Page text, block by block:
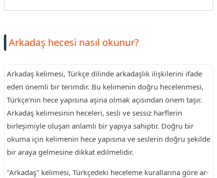
Arkadaş hecesi nasıl okunur?
Arkadaş kelimesi, Türkçe dilinde arkadaşlık ilişkilerini ifade
eden önemli bir terimdir. Bu kelimenin doğru hecelenmesi,
Türkçe'nin hece yapısına aşina olmak açısından önem taşır.
Arkadaş kelimesinin heceleri, sesli ve sessiz harflerin
birleşimiyle oluşan anlamlı bir yapıya sahiptir. Doğru bir
okuma için kelimenin hece yapısına ve seslerin doğru şekilde
bir araya gelmesine dikkat edilmelidir.
"Arkadaş" kelimesi, Türkçedeki heceleme kurallarına göre ar-